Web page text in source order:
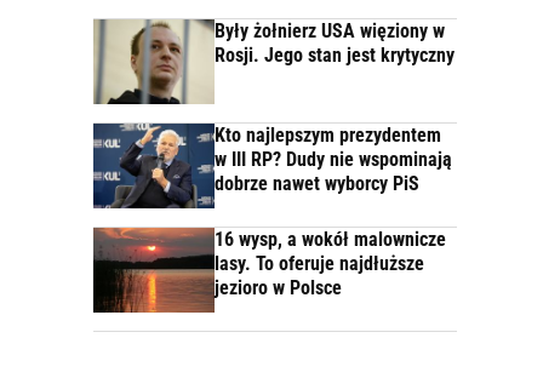
Były żołnierz USA więziony w
Rosji. Jego stan jest krytyczny
Kto najlepszym prezydentem
w III RP? Dudy nie wspominają
dobrze nawet wyborcy PiS
16 wysp, a wokół malownicze
lasy. To oferuje najdłuższe
jezioro w Polsce